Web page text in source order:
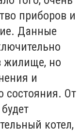
приборов и
Данные
жилище, но
и
состояния. От
котел,